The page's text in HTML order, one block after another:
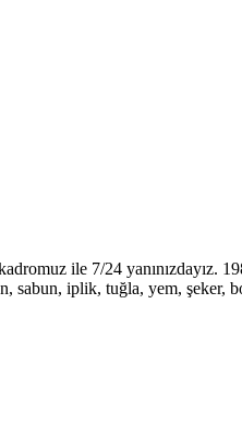
ile 7/24 yanınızdayız.
sabun, iplik, tuğla, yem, şeker,